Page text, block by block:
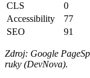
CLS
0
Accessibility
77
SEO
91
Zdroj: Google
ruky (DevNova).